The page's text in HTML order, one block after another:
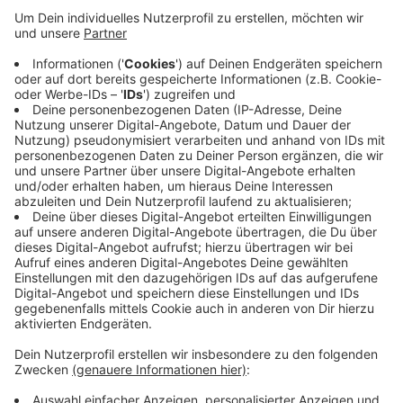
Da gleichzeitig der Verfolger Bremen seine Partie
gewinnen konnte, hat sich die Lage für die Fortuna im
Abstiegskampf verschärft. Drei Spieltage vor Schluss
liegt das Team zwar weiterhin auf dem
Relegationsplatz 16, ist aber punktgleich mit Bremen
auf Platz 17. Am Mittwoch ist die Fortuna beim
Tabellendritten Leipzig zu Gast.
Anzeige